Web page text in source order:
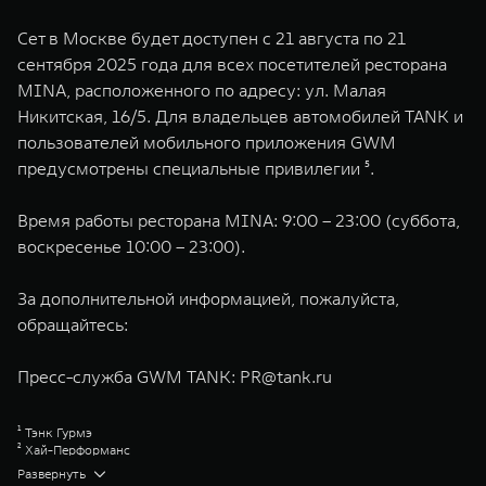
Сет в Москве будет доступен с 21 августа по 21
сентября 2025 года для всех посетителей ресторана
MINA, расположенного по адресу: ул. Малая
Никитская, 16/5. Для владельцев автомобилей TANK и
пользователей мобильного приложения GWM
предусмотрены специальные привилегии ⁵.
Время работы ресторана MINA: 9:00 – 23:00 (суббота,
воскресенье 10:00 – 23:00).
За дополнительной информацией, пожалуйста,
обращайтесь:
Пресс-служба GWM TANK: PR@tank.ru
¹ Тэнк Гурмэ
² Хай-Перформанс
³ Хай-Чардж
Развернуть